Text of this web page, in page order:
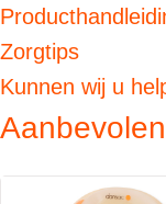
huidplaat toch
absorberen,
externe
pH balans -
komen met de
creëren van een
Zorgtips
Kunnen wij u